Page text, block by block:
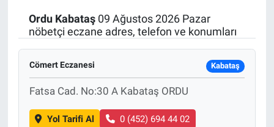
Ordu Kabataş09 Ağustos 2026 Pazar
nöbetçi eczane adres, telefon ve konumları
Cömert Eczanesi Kabataş
Fatsa Cad. No:30 A Kabataş ORDU
Yol Tarifi Al 0 (452) 694 44 02